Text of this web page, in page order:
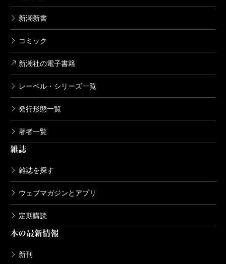
新潮新書
コミック
新潮社の電子書籍
レーベル・シリーズ一覧
発行形態一覧
著者一覧
雑誌
雑誌を探す
ウェブマガジンとアプリ
定期購読
本の最新情報
新刊